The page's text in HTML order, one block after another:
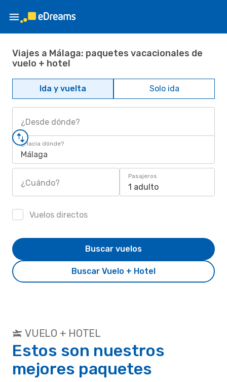
Viajes a Málaga: paquetes vacacionales de
vuelo + hotel
Ida y vuelta Solo ida
¿Desde dónde?
¿Hacia dónde?
Málaga
¿Cuándo?
Pasajeros
1 adulto
Vuelos directos
Buscar Vuelo + Hotel
Buscar vuelos
VUELO + HOTEL
Estos son nuestros
mejores paquetes